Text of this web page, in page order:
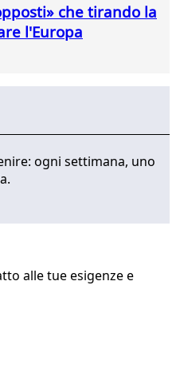
che tirando la
l'Europa
ogni settimana, uno
alle tue esigenze e